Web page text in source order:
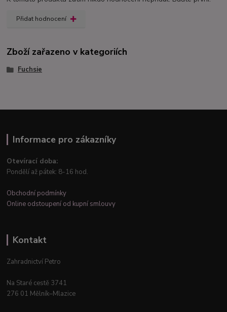
Přidat hodnocení
Zboží zařazeno v kategoriích
Fuchsie
Informace pro zákazníky
Otevírací doba:
Pondělí až pátek: 8-16 hod.
Obchodní podmínky
Online odstoupení od kupní smlouvy
Kontakt
Zahradnictví Petro
Na Staré cestě 3741
276 01 Mělník–Mlazice